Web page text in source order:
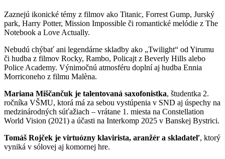
Zaznejú ikonické témy z filmov ako Titanic, Forrest Gump, Jurský
park, Harry Potter, Mission Impossible či romantické melódie z The
Notebook a Love Actually.
Nebudú chýbať ani legendárne skladby ako „Twilight“ od Yirumu
či hudba z filmov Rocky, Rambo, Policajt z Beverly Hills alebo
Police Academy. Výnimočnú atmosféru doplní aj hudba Ennia
Morriconeho z filmu Malèna.
Mariana Miščančuk je talentovaná saxofonistka, študentka 2.
ročníka VŠMU, ktorá má za sebou vystúpenia v SND aj úspechy na
medzinárodných súťažiach – vrátane 1. miesta na Constellation
World Vision (2021) a účasti na Interkomp 2025 v Banskej Bystrici.
Tomáš Rojček je virtuózny klavirista, aranžér a skladateľ, ktorý
vyniká v sólovej aj komornej hre.